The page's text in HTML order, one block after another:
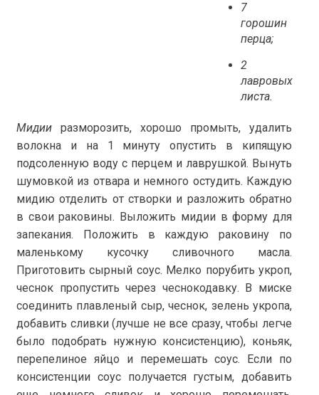
7
горошин
перца;
2
лавровых
листа.
Мидии разморозить, хорошо промыть, удалить
волокна и на 1 минуту опустить в кипящую
подсоленную воду с перцем и лаврушкой. Вынуть
шумовкой из отвара и немного остудить. Каждую
мидию отделить от створки и разложить обратно
в свои раковины. Выложить мидии в форму для
запекания. Положить в каждую раковину по
маленькому кусочку сливочного масла.
Приготовить сырный соус. Мелко порубить укроп,
чеснок пропустить через чеснокодавку. В миске
соединить плавленый сыр, чеснок, зелень укропа,
добавить сливки (лучше не все сразу, чтобы легче
было подобрать нужную консистенцию), коньяк,
перепелиное яйцо и перемешать соус. Если по
консистенции соус получается густым, добавить